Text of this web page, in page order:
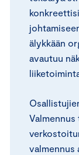
älykkään
avautuu
Valmennus
valmennus